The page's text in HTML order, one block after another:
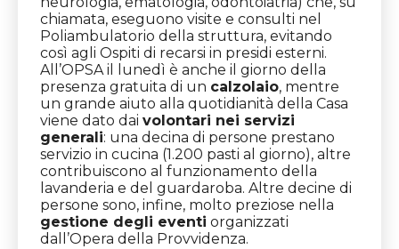
chiamata, eseguono visite e consulti nel
Poliambulatorio della struttura, evitando
così agli Ospiti di recarsi in presidi esterni.
All’OPSA il lunedì è anche il giorno della
presenza gratuita di un calzolaio, mentre
un grande aiuto alla quotidianità della Casa
viene dato dai volontari nei servizi
generali: una decina di persone prestano
servizio in cucina (1.200 pasti al giorno), altre
contribuiscono al funzionamento della
lavanderia e del guardaroba. Altre decine di
persone sono, infine, molto preziose nella
gestione degli eventi organizzati
dall’Opera della Provvidenza.